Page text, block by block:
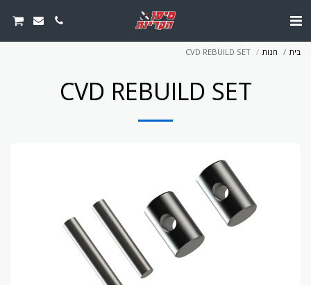
בית חנות CVD REBUILD SET
CVD REBUILD SET